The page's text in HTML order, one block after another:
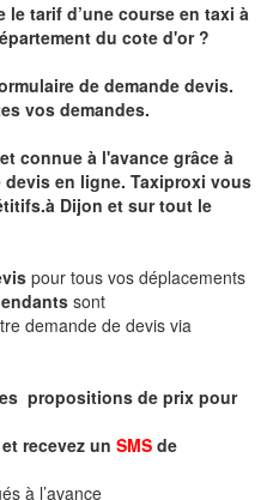
tarif d’une course en taxi à
du cote d'or ?
de demande devis.
vos demandes.
connue à l'avance grâce à
en ligne. Taxiproxi vous
à Dijon et sur tout le
pour tous vos déplacements
sont
demande de devis via
propositions de prix pour
recevez un SMS de
à l’avance